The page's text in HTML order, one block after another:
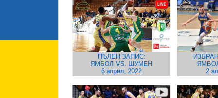
ПЪЛЕН ЗАПИС:
ЯМБОЛ VS. ШУМЕН
6 април, 2022
2